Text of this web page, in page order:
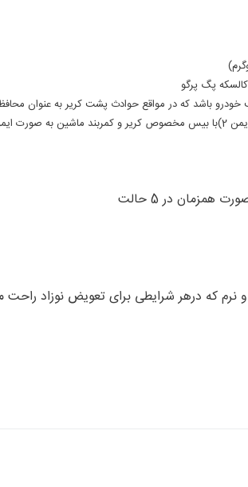
پگ پرگو
باشد که در مواقع حوادث پشت کریر به عنوان
در 5 حالت
و نرم که درهر شرایطی برای تعویض نوزاد راحت